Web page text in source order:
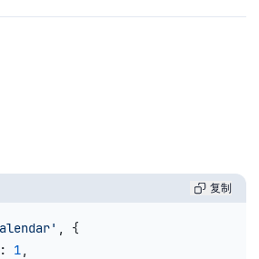
复制
, {
: 1,